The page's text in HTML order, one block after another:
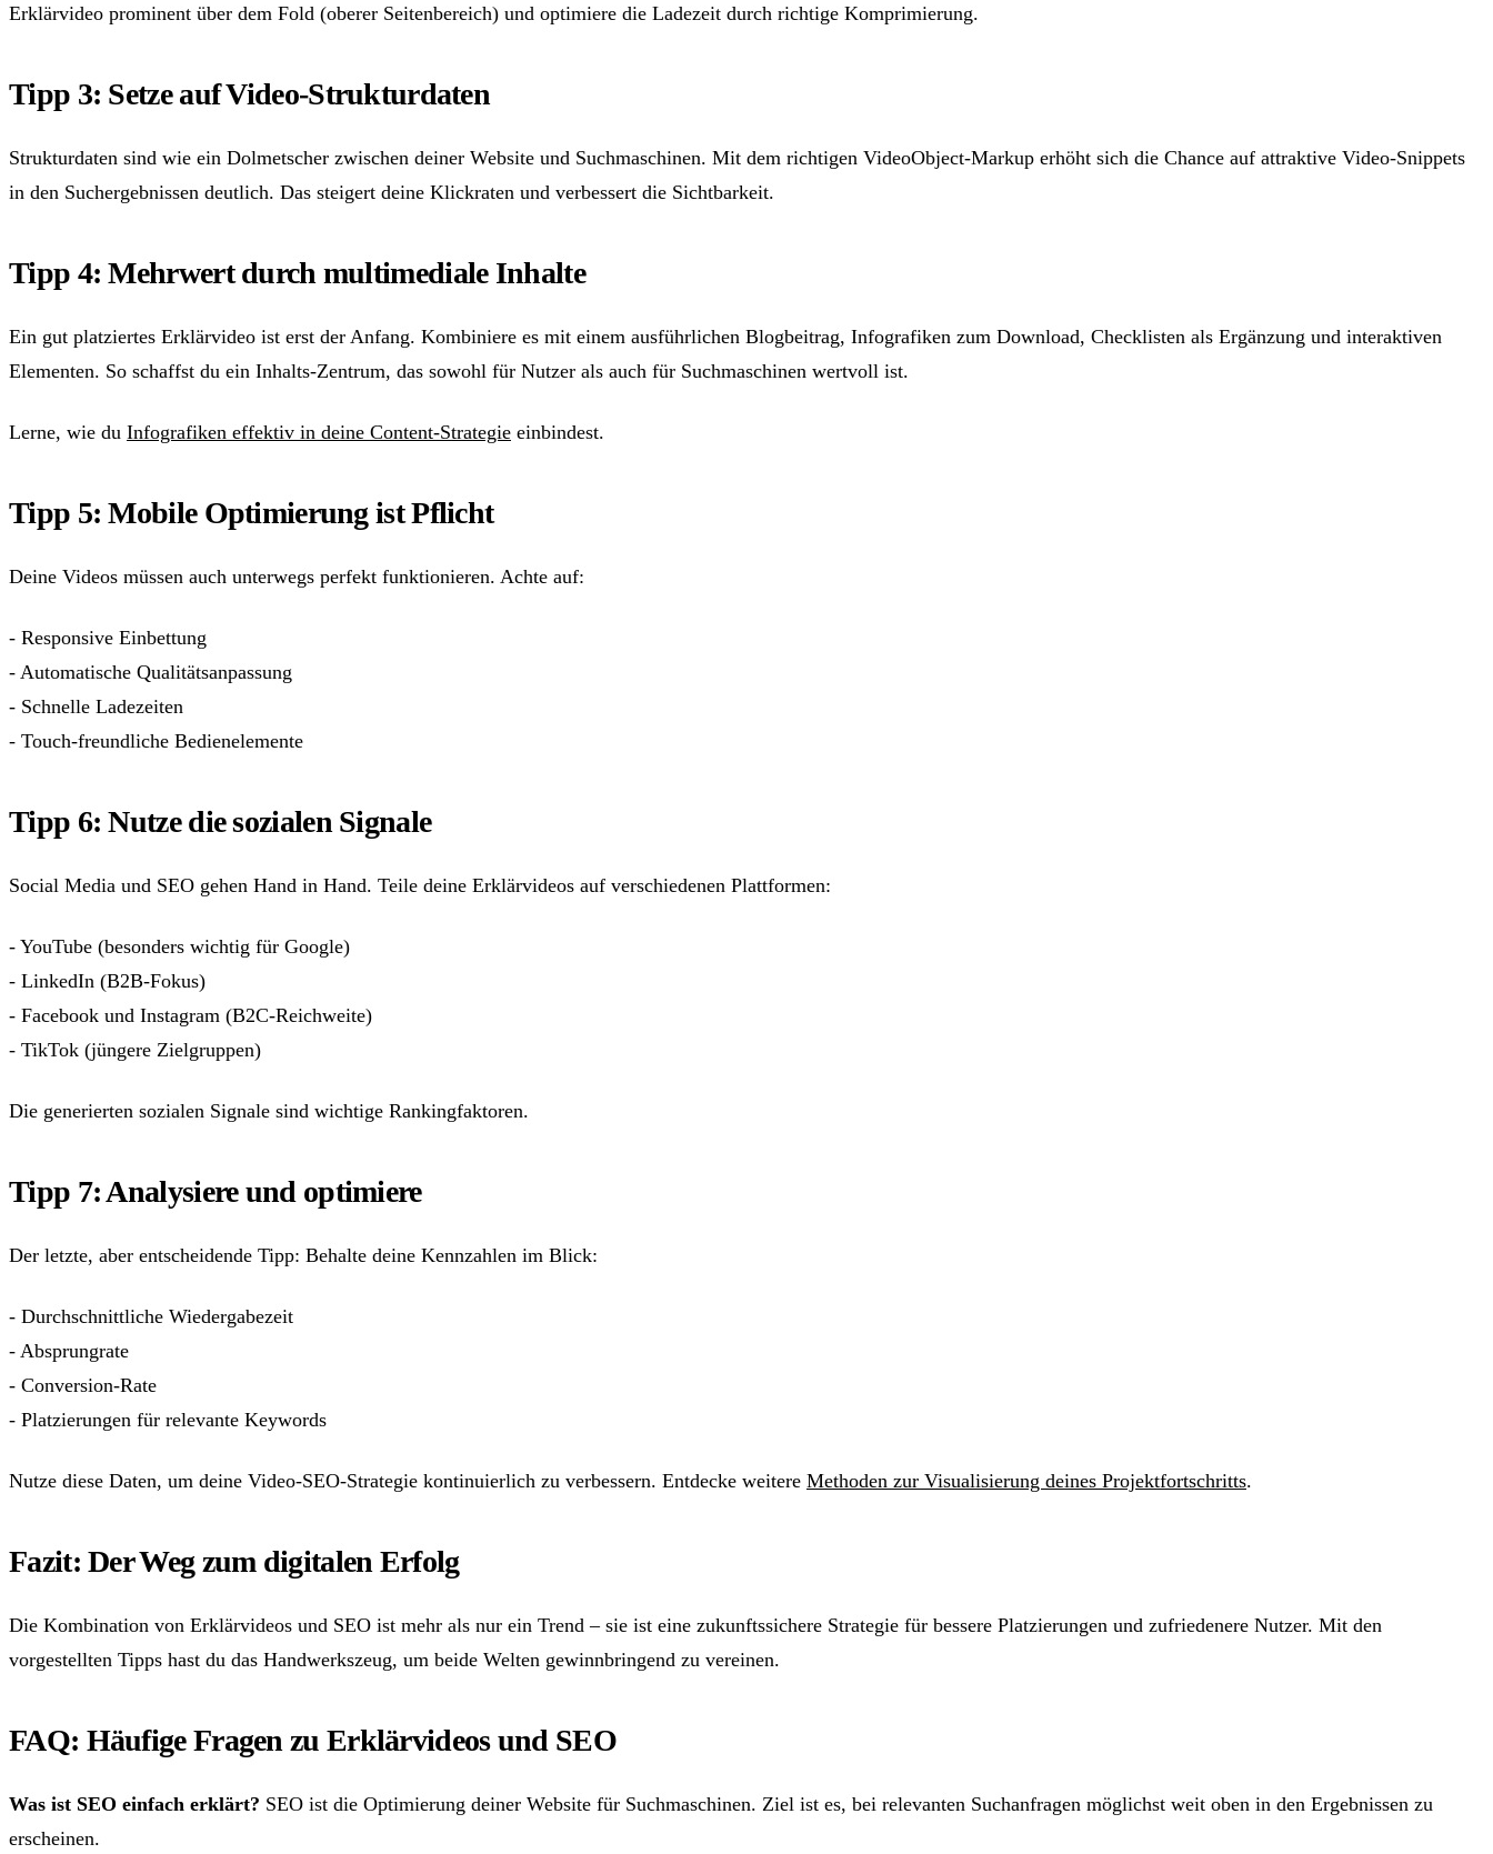
Erklärvideo prominent über dem Fold (oberer Seitenbereich) und optimiere die Ladezeit durch richtige Komprimierung.
Tipp 3: Setze auf Video-Strukturdaten
Strukturdaten sind wie ein Dolmetscher zwischen deiner Website und Suchmaschinen. Mit dem richtigen VideoObject-Markup erhöht sich die Chance auf attraktive Video-Snippets
in den Suchergebnissen deutlich. Das steigert deine Klickraten und verbessert die Sichtbarkeit.
Tipp 4: Mehrwert durch multimediale Inhalte
Ein gut platziertes Erklärvideo ist erst der Anfang. Kombiniere es mit einem ausführlichen Blogbeitrag, Infografiken zum Download, Checklisten als Ergänzung und interaktiven
Elementen. So schaffst du ein Inhalts-Zentrum, das sowohl für Nutzer als auch für Suchmaschinen wertvoll ist.
Lerne, wie du Infografiken effektiv in deine Content-Strategie einbindest.
Tipp 5: Mobile Optimierung ist Pflicht
Deine Videos müssen auch unterwegs perfekt funktionieren. Achte auf:
- Responsive Einbettung
- Automatische Qualitätsanpassung
- Schnelle Ladezeiten
- Touch-freundliche Bedienelemente
Tipp 6: Nutze die sozialen Signale
Social Media und SEO gehen Hand in Hand. Teile deine Erklärvideos auf verschiedenen Plattformen:
- YouTube (besonders wichtig für Google)
- LinkedIn (B2B-Fokus)
- Facebook und Instagram (B2C-Reichweite)
- TikTok (jüngere Zielgruppen)
Die generierten sozialen Signale sind wichtige Rankingfaktoren.
Tipp 7: Analysiere und optimiere
Der letzte, aber entscheidende Tipp: Behalte deine Kennzahlen im Blick:
- Durchschnittliche Wiedergabezeit
- Absprungrate
- Conversion-Rate
- Platzierungen für relevante Keywords
Nutze diese Daten, um deine Video-SEO-Strategie kontinuierlich zu verbessern. Entdecke weitere Methoden zur Visualisierung deines Projektfortschritts.
Fazit: Der Weg zum digitalen Erfolg
Die Kombination von Erklärvideos und SEO ist mehr als nur ein Trend – sie ist eine zukunftssichere Strategie für bessere Platzierungen und zufriedenere Nutzer. Mit den
vorgestellten Tipps hast du das Handwerkszeug, um beide Welten gewinnbringend zu vereinen.
FAQ: Häufige Fragen zu Erklärvideos und SEO
Was ist SEO einfach erklärt? SEO ist die Optimierung deiner Website für Suchmaschinen. Ziel ist es, bei relevanten Suchanfragen möglichst weit oben in den Ergebnissen zu
erscheinen.